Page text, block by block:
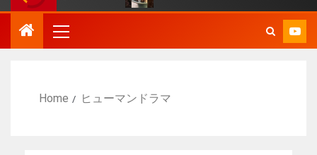
Home ヒューマンドラマ